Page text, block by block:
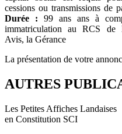
cessions ou transmissions de
Durée : 99 ans ans à
immatriculation au RCS
Avis, la Gérance
La présentation de votre
AUTRES
Les Petites Affiches Landaises
en Constitution SCI